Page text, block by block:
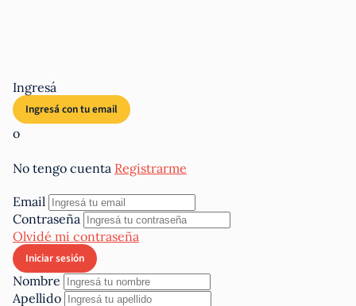
Ingresá
o
No tengo cuenta Registrarme
Email
Contraseña
Olvidé mi contraseña
Nombre
Apellido